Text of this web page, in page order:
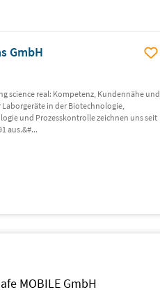
GmbH
science real: Kompetenz, Kundennähe und
in der Biotechnologie,
und Prozesskontrolle zeichnen uns seit
aus.&#...
MOBILE GmbH